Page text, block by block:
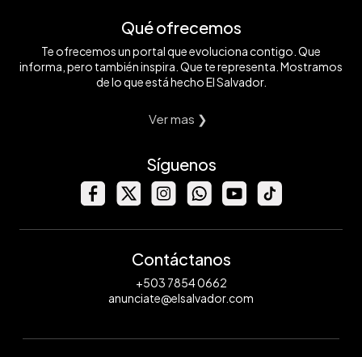
Qué ofrecemos
Te ofrecemos un portal que evoluciona contigo. Que
informa, pero también inspira. Que te representa. Mostramos
de lo que está hecho El Salvador.
Ver mas ❯
Síguenos
Contáctanos
+503 7854 0662
anunciate@elsalvador.com